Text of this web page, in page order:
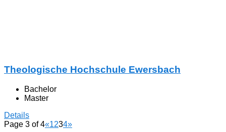
Theologische Hochschule Ewersbach
Bachelor
Master
Details
Page 3 of 4«1234»